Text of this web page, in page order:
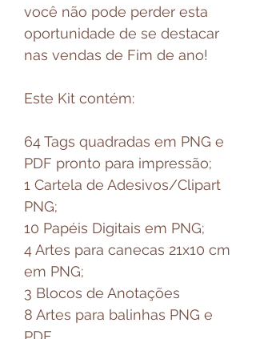
você não pode perder esta
oportunidade de se destacar
nas vendas de Fim de ano!
Este Kit contém:
64 Tags quadradas em PNG e
PDF pronto para impressão;
1 Cartela de Adesivos/Clipart
PNG;
10 Papéis Digitais em PNG;
4 Artes para canecas 21x10 cm
em PNG;
3 Blocos de Anotações
8 Artes para balinhas PNG e